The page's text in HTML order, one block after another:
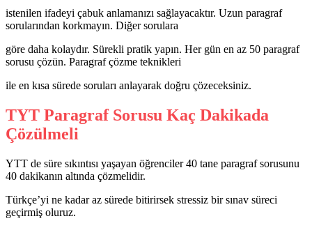
istenilen ifadeyi çabuk anlamanızı sağlayacaktır. Uzun paragraf
sorularından korkmayın. Diğer sorulara
göre daha kolaydır. Sürekli pratik yapın. Her gün en az 50 paragraf
sorusu çözün. Paragraf çözme teknikleri
ile en kısa sürede soruları anlayarak doğru çözeceksiniz.
TYT Paragraf Sorusu Kaç Dakikada
Çözülmeli
YTT de süre sıkıntısı yaşayan öğrenciler 40 tane paragraf sorusunu
40 dakikanın altında çözmelidir.
Türkçe’yi ne kadar az sürede bitirirsek stressiz bir sınav süreci
geçirmiş oluruz.